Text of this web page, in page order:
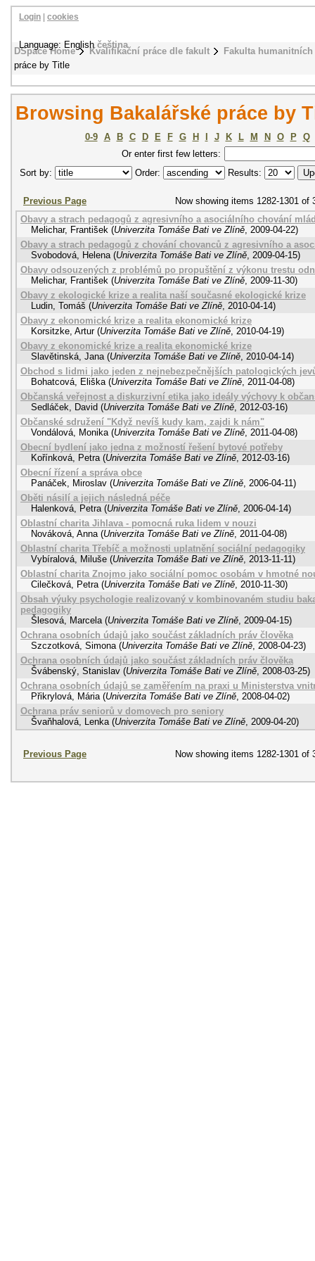
DSpace Home Kvalifikační práce dle fakult
Fakulta
práce by Title
Login cookies
Language: Englishčeština
Browsing Bakalářské práce by
0-9 A B C D E F G H J K L M N O P
Q
Or enter first few letters:
Sort by:
Order: Results:
Previous Page
Now showing items 1282-1301 of
Obavy a strach pedagogů z agresivního a asociálního chování
Melichar, František (Univerzita Tomáše Bati ve Zlíně, 2009-04-22)
Obavy a strach pedagogů z chování chovanců z agresivního a
Svobodová, Helena (Univerzita Tomáše Bati ve Zlíně, 2009-04-15)
Obavy odsouzených z problémů po propuštění z výkonu trestu
Melichar, František (Univerzita Tomáše Bati ve Zlíně, 2009-11-30)
Obavy z ekologické krize a realita naší současné ekologické krize
Ludin, Tomáš (Univerzita Tomáše Bati ve Zlíně, 2010-04-14)
Obavy z ekonomické krize a realita ekonomické krize
Korsitzke, Artur (Univerzita Tomáše Bati ve Zlíně, 2010-04-19)
Obavy z ekonomické krize a realita ekonomické krize
Slavětinská, Jana (Univerzita Tomáše Bati ve Zlíně, 2010-04-14)
Obchod s lidmi jako jeden z nejnebezpečnějších patologických
Bohatcová, Eliška (Univerzita Tomáše Bati ve Zlíně, 2011-04-08)
Občanská veřejnost a diskurzivní etika jako ideály výchovy k
Sedláček, David (Univerzita Tomáše Bati ve Zlíně, 2012-03-16)
Občanské sdružení "Když nevíš kudy kam, zajdi k nám"
Vondálová, Monika (Univerzita Tomáše Bati ve Zlíně, 2011-04-08)
Obecní bydlení jako jedna z možností řešení bytové potřeby
Kořínková, Petra (Univerzita Tomáše Bati ve Zlíně, 2012-03-16)
Obecní řízení a správa obce
Panáček, Miroslav (Univerzita Tomáše Bati ve Zlíně, 2006-04-11)
Oběti násilí a jejich následná péče
Halenková, Petra (Univerzita Tomáše Bati ve Zlíně, 2006-04-14)
Oblastní charita Jihlava - pomocná ruka lidem v nouzi
Nováková, Anna (Univerzita Tomáše Bati ve Zlíně, 2011-04-08)
Oblastní charita Třebíč a možnosti uplatnění sociální pedagogiky
Vybíralová, Miluše (Univerzita Tomáše Bati ve Zlíně, 2013-11-11)
Oblastní charita Znojmo jako sociální pomoc osobám v hmotné
Cilečková, Petra (Univerzita Tomáše Bati ve Zlíně, 2010-11-30)
Obsah výuky psychologie realizovaný v kombinovaném studiu
pedagogiky
Šlesová, Marcela (Univerzita Tomáše Bati ve Zlíně, 2009-04-15)
Ochrana osobních údajů jako součást základních práv člověka
Szczotková, Simona (Univerzita Tomáše Bati ve Zlíně, 2008-04-23)
Ochrana osobních údajů jako součást základních práv člověka
Švábenský, Stanislav (Univerzita Tomáše Bati ve Zlíně, 2008-03-25)
Ochrana osobních údajů se zaměřením na praxi u Ministerstva
Přikrylová, Mária (Univerzita Tomáše Bati ve Zlíně, 2008-04-02)
Ochrana práv seniorů v domovech pro seniory
Švaňhalová, Lenka (Univerzita Tomáše Bati ve Zlíně, 2009-04-20)
Previous Page Now showing items 1282-1301 of